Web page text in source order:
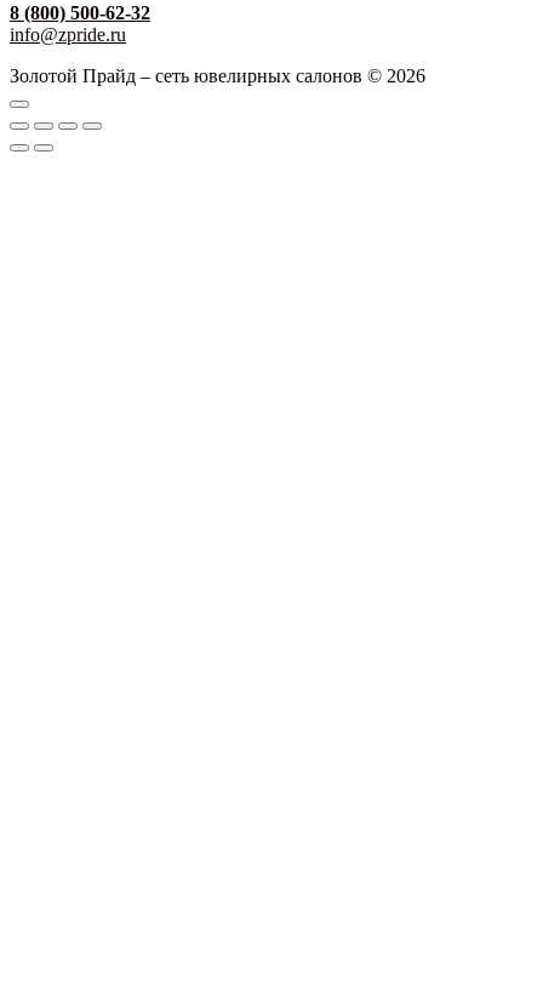
8 (800) 500-62-32
info@zpride.ru
Золотой Прайд – сеть ювелирных салонов © 2026